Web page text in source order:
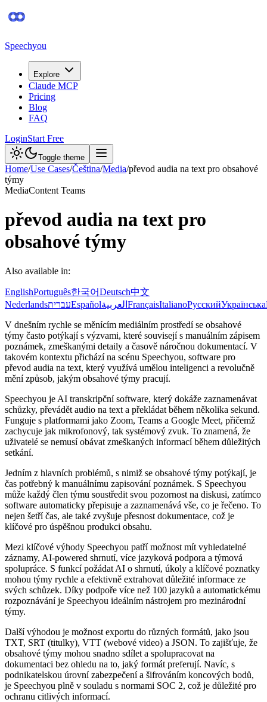
Speechyou
Explore
Claude MCP
Pricing
Blog
FAQ
LoginStart Free
Toggle theme
Home/Use Cases/Čeština/Media/převod audia na text pro obsahové
týmy
MediaContent Teams
převod audia na text pro
obsahové týmy
Also available in:
EnglishPortuguês한국어Deutsch中文
NederlandsעבריתEspañolالعربية FrançaisItalianoРусскийУкраїнська
V dnešním rychle se měnícím mediálním prostředí se obsahové
týmy často potýkají s výzvami, které souvisejí s manuálním zápisem
poznámek, zmeškanými detaily a časově náročnou dokumentací. V
takovém kontextu přichází na scénu Speechyou, software pro
převod audia na text, který využívá umělou inteligenci a revolučně
mění způsob, jakým obsahové týmy pracují.
Speechyou je AI transkripční software, který dokáže zaznamenávat
schůzky, převádět audio na text a překládat během několika sekund.
Funguje s platformami jako Zoom, Teams a Google Meet, přičemž
zachycuje jak mikrofonový, tak systémový zvuk. To znamená, že
uživatelé se nemusí obávat zmeškaných informací během důležitých
setkání.
Jedním z hlavních problémů, s nimiž se obsahové týmy potýkají, je
čas potřebný k manuálnímu zapisování poznámek. S Speechyou
může každý člen týmu soustředit svou pozornost na diskusi, zatímco
software automaticky přepisuje a zaznamenává vše, co je řečeno. To
nejen šetří čas, ale také zvyšuje přesnost dokumentace, což je
klíčové pro úspěšnou produkci obsahu.
Mezi klíčové výhody Speechyou patří možnost mít vyhledatelné
záznamy, AI-powered shrnutí, více jazyková podpora a týmová
spolupráce. S funkcí požádat AI o shrnutí, úkoly a klíčové poznatky
mohou týmy rychle a efektivně extrahovat důležité informace ze
svých schůzek. Díky podpoře více než 100 jazyků a automatickému
rozpoznávání je Speechyou ideálním nástrojem pro mezinárodní
týmy.
Další výhodou je možnost exportu do různých formátů, jako jsou
TXT, SRT (titulky), VTT (webové video) a JSON. To zajišťuje, že
obsahové týmy mohou snadno sdílet a spolupracovat na
dokumentaci bez ohledu na to, jaký formát preferují. Navíc, s
podnikatelskou úrovní zabezpečení a šifrováním koncových bodů,
je Speechyou plně v souladu s normami SOC 2, což je důležité pro
ochranu citlivých informací.